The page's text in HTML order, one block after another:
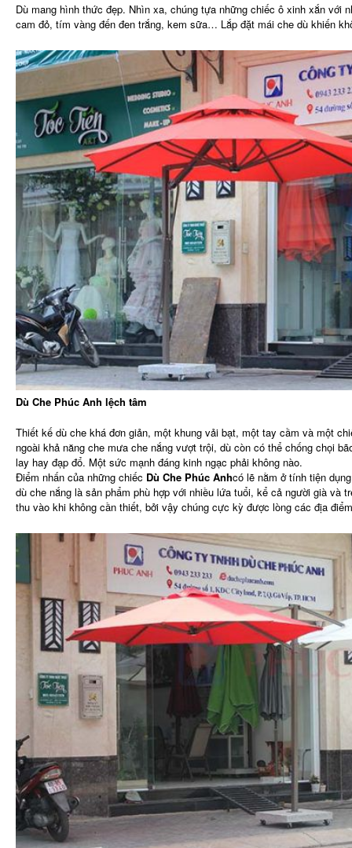
Dù mang hình thức đẹp. Nhìn xa, chúng tựa những chiếc ô xinh xắn với
cam đỏ, tím vàng đến đen trắng, kem sữa… Lắp đặt mái che dù khiến
Dù Che Phúc Anh lệch tâm
Thiết kế dù che khá đơn giản, một khung vải bạt, một tay cầm và một
ngoài khả năng che mưa che nắng vượt trội, dù còn có thể chống chọi
lay hay đạp đổ. Một sức mạnh đáng kinh ngạc phải không nào.
Điểm nhấn của những chiếc Dù Che Phúc Anhcó lẽ nằm ở tính tiện
dù che nắng là sản phẩm phù hợp với nhiều lứa tuổi, kể cả người già và
thu vào khi không cần thiết, bởi vậy chúng cực kỳ được lòng các địa